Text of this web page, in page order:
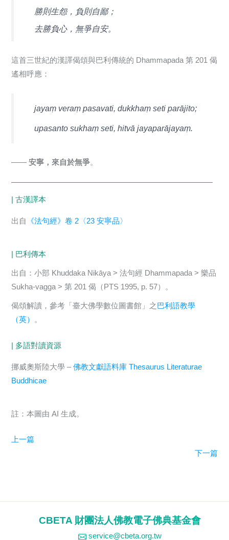
勝則生怨，負則自鄙；
去勝負心，無爭自安。
這首三世紀的漢譯偈頌與巴利傳統的 Dhammapada 第 201 偈
遙相呼應：
jayaṃ veraṃ pasavati, dukkhaṃ seti parājito;
upasanto sukhaṃ seti, hitvā jayaparājayaṃ.
——安寧，來自於無爭。
| 古漢譯本
出自 《法句經》卷 2〈23 安寧品〉
| 巴利傳本
出自：小部 Khuddaka Nikāya > 法句經 Dhammapada > 樂品
Sukha-vagga > 第 201 偈（PTS 1995, p. 57）。
偈頌解讀，參考「臺大佛學數位圖書館」之 巴利語教學
（英） 。
| 多語對讀資源
挪威奧斯陸大學 –佛教文獻語料庫 Thesaurus Literaturae
Buddhicae
註：本圖由 AI 生成。
上一篇
下一篇
CBETA 財團法人佛教電子佛典基金會
service@cbeta.org.tw